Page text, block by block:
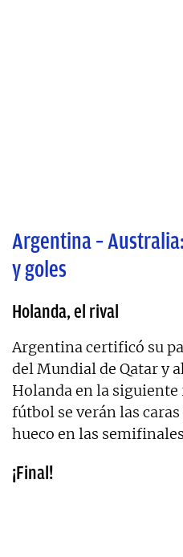
Argentina –
y goles
Holanda, el rival
Argentina certificó su
del Mundial de Qatar y
Holanda en la siguiente
fútbol se verán las
hueco en las
¡Final!